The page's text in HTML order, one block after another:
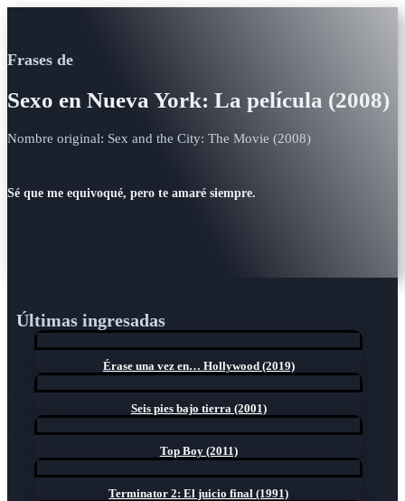
Frases de
Sexo en Nueva York: La película (2008)
Nombre original: Sex and the City: The Movie (2008)
Sé que me equivoqué, pero te amaré siempre.
Últimas ingresadas
Érase una vez en… Hollywood (2019)
Seis pies bajo tierra (2001)
Top Boy (2011)
Terminator 2: El juicio final (1991)